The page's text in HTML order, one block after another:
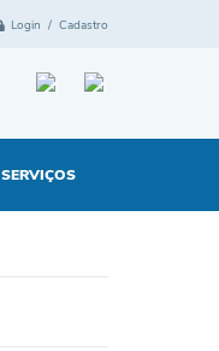
Login / Cadastro
SERVIÇOS